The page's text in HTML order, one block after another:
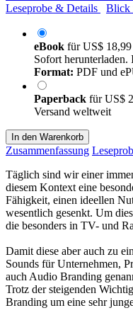
Leseprobe & Details
Blick
eBook fürUS$ 18,99
Sofort
Format: PDF und
Paperback fürUS$
Versand weltweit
In den Warenkorb
Zusammenfassung
Täglich sind wir einer
diesem Kontext eine
Fähigkeit, einen ideellen
wesentlich gesenkt. Um
die besonders in TV- und
Damit diese aber auch zu
Sounds für Unternehmen,
auch Audio Branding
Trotz der steigenden
Branding um eine sehr